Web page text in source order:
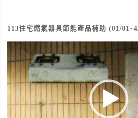
113住宅燃氣器具節能產品補助 (01/
播
放